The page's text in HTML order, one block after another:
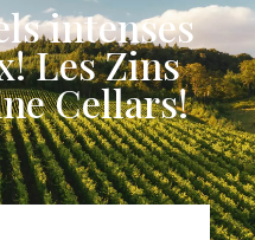
intenses
Les Zins
Cellars!